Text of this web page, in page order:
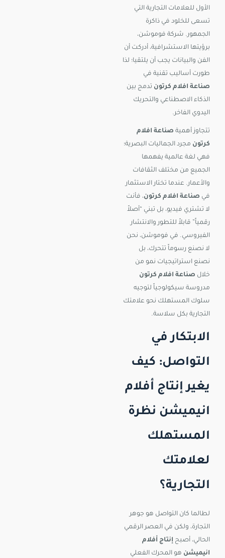
الأول للعلامات التجارية التي
تسعى للخلود في ذاكرة
الجمهور. شركة فوموشن،
برؤيتها الاستشرافية، أدركت أن
الفن والبيانات يجب أن يلتقيا؛ لذا
طورت أساليب تقنية في
صناعة افلام كرتون تدمج بين
الذكاء الاصطناعي والتحريك
اليدوي الفاخر.
تتجاوز أهمية صناعة افلام
كرتون مجرد الجماليات البصرية؛
فهي لغة عالمية يفهمها
الجميع من مختلف الثقافات
والأعمار. عندما تختار الاستثمار
في صناعة افلام كرتون، فأنت
لا تشتري فيديو، بل تبني “أصلاً
رقمياً” قابلاً للتطور والانتشار
الفيروسي. في فوموشن، نحن
لا نصنع رسوماً تتحرك، بل
نصنع استراتيجيات نمو من
خلال صناعة افلام كرتون
مدروسة سيكولوجياً لتوجيه
سلوك المستهلك نحو علامتك
التجارية بكل سلاسة.
الابتكار في
التواصل: كيف
يغير إنتاج أفلام
انيميشن نظرة
المستهلك
لعلامتك
التجارية؟
لطالما كان التواصل هو جوهر
التجارة، ولكن في العصر الرقمي
الحالي، أصبح إنتاج أفلام
انيميشن هو المحرك الفعلي